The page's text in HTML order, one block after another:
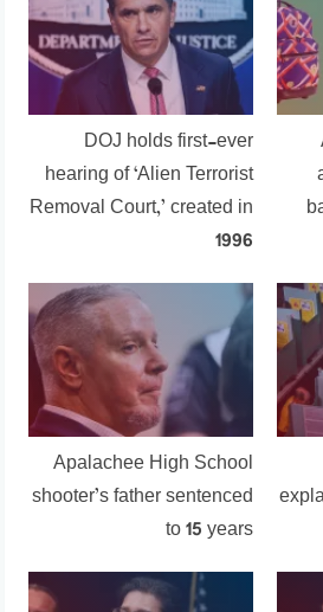
DOJ holds first-ever
hearing of ‘Alien Terrorist
Removal Court,’ created in
1996
Apalachee High School
shooter’s father sentenced
to 15 years